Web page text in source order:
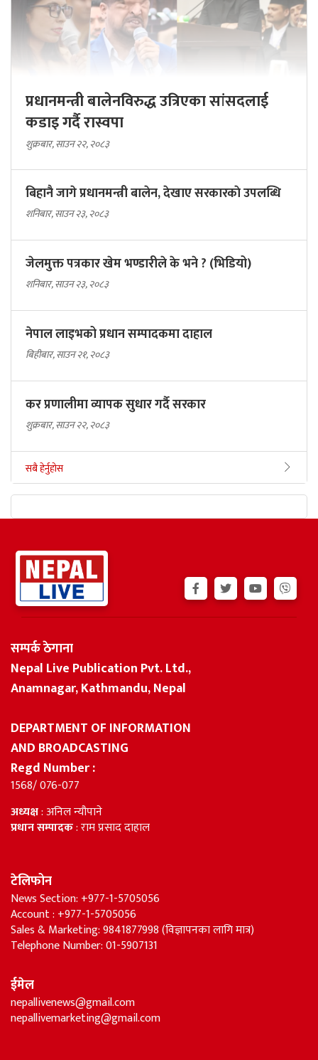
प्रधानमन्त्री बालेनविरुद्ध उत्रिएका सांसदलाई
कडाइ गर्दै रास्वपा
शुक्रबार, साउन २२, २०८३
बिहानै जागे प्रधानमन्त्री बालेन, देखाए सरकारकाे उपलब्धि
शनिबार, साउन २३, २०८३
जेलमुक्त पत्रकार खेम भण्डारीले के भने ? (भिडियो)
शनिबार, साउन २३, २०८३
नेपाल लाइभको प्रधान सम्पादकमा दाहाल
बिहीबार, साउन २१, २०८३
कर प्रणालीमा व्यापक सुधार गर्दै सरकार
शुक्रबार, साउन २२, २०८३
सबै हेर्नुहोस
सम्पर्क ठेगाना
Nepal Live Publication Pvt. Ltd.,
Anamnagar, Kathmandu, Nepal
DEPARTMENT OF INFORMATION
AND BROADCASTING
Regd Number :
1568/ 076-077
अध्यक्ष: अनिल न्यौपाने
प्रधान सम्पादक: राम प्रसाद दाहाल
टेलिफोन
News Section: +977-1-5705056
Account : +977-1-5705056
Sales & Marketing: 9841877998 (विज्ञापनका लागि मात्र)
Telephone Number: 01-5907131
ईमेल
nepallivenews@gmail.com
nepallivemarketing@gmail.com